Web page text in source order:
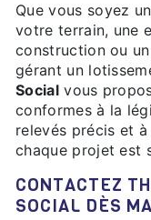
Que vous soyez un particulier souhaitant borner
votre terrain, une
construction ou
gérant un
Socialvous
conformes à la
relevés précis et
chaque projet est
CONTACTEZ THIERRY BERTHE - SIÈGE
SOCIAL DÈS